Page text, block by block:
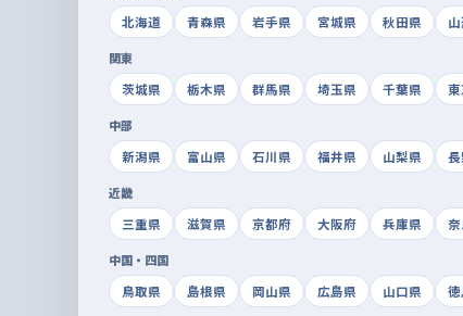
北海道
青森県 岩手県 宮城県 秋田県
関東
茨城県
栃木県 群馬県 埼玉県 千葉県
中部
新潟県
富山県 石川県 福井県 山梨県
近畿
三重県
滋賀県 京都府 大阪府 兵庫県
中国・四国
鳥取県
島根県 岡山県 広島県 山口県